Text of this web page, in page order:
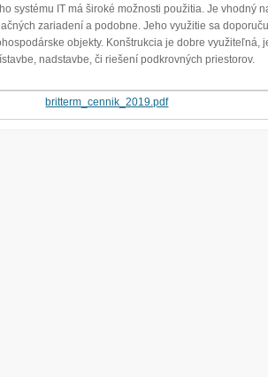
systému IT má široké možnosti použitia. Je vhodný
zariadení a podobne. Jeho využitie sa
objekty. Konštrukcia je dobre využiteľná,
nadstavbe, či riešení podkrovných priestorov.
britterm_cennik_2019.pdf